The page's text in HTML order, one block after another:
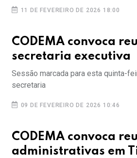
11 DE FEVEREIRO DE 2026 18:00
CODEMA convoca
secretaria executiva
Sessão marcada para esta quinta-
secretaria
09 DE FEVEREIRO DE 2026 10:46
CODEMA convoca
administrativas em